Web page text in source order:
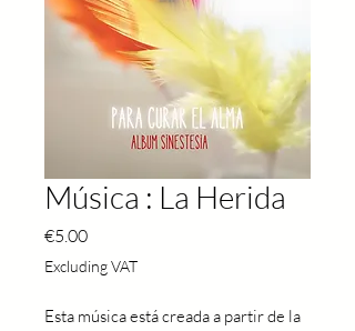
Música : La Herida
€5.00Price
Excluding VAT
Esta música está creada a partir de la